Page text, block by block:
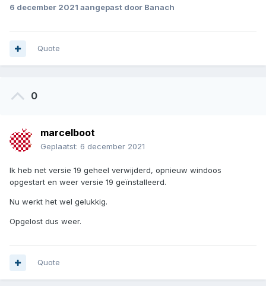
6 december 2021 aangepast door Banach
Quote
0
marcelboot
Geplaatst: 6 december 2021
Ik heb net versie 19 geheel verwijderd, opnieuw windoos
opgestart en weer versie 19 geïnstalleerd.
Nu werkt het wel gelukkig.
Opgelost dus weer.
Quote